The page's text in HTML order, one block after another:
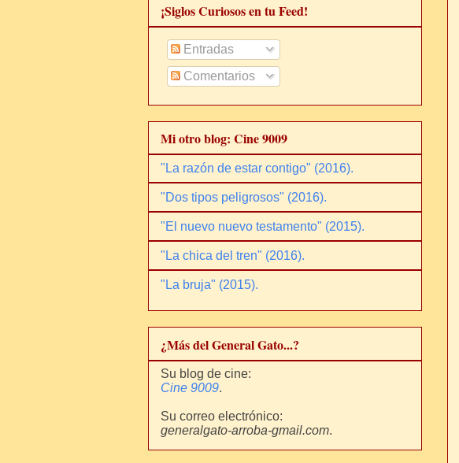
¡Siglos Curiosos en tu Feed!
Entradas
Comentarios
Mi otro blog: Cine 9009
"La razón de estar contigo" (2016).
"Dos tipos peligrosos" (2016).
"El nuevo nuevo testamento" (2015).
"La chica del tren" (2016).
"La bruja" (2015).
¿Más del General Gato...?
Su blog de cine:
Cine 9009.
Su correo electrónico:
generalgato-arroba-gmail.com.